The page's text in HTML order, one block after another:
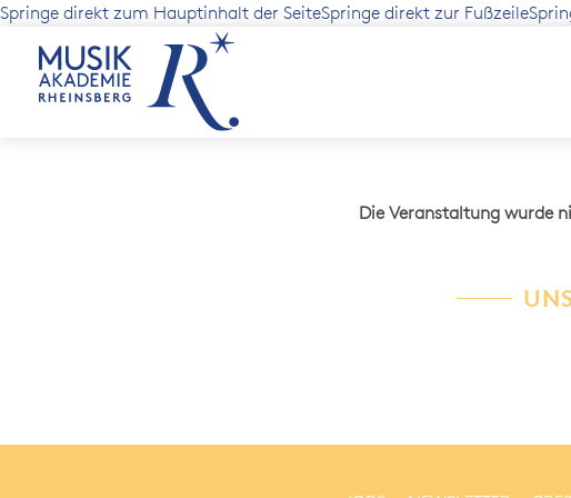
Springe direkt zum Hauptinhalt der SeiteSpringe direkt zur Fußzeile
Die Veranstaltung wurde